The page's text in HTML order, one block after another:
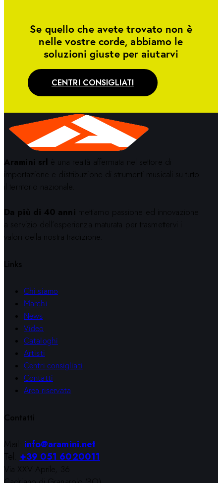
Se quello che avete trovato non è
nelle vostre corde, abbiamo le
soluzioni giuste per aiutarvi
CENTRI CONSIGLIATI
Aramini srl è una realtà affermata nel settore di
importazione e distribuzione di strumenti musicali su tutto
il territorio nazionale.
Da più di 40 anni mettiamo passione ed innovazione
a servizio dell’esperienza maturata per trasmettervi i
valori della nostra tradizione.
Links
Chi siamo
Marchi
News
Video
Cataloghi
Artisti
Centri consigliati
Contatti
Area riservata
Contatti
Mail:info@aramini.net
Tel:+39 051 6020011
Via XXV Aprile, 36